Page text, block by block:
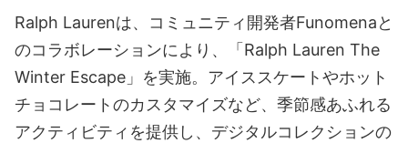
Ralph Laurenは、コミュニティ開発者Funomenaと
のコラボレーションにより、「Ralph Lauren The
Winter Escape」を実施。アイススケートやホット
チョコレートのカスタマイズなど、季節感あふれる
アクティビティを提供し、デジタルコレクションの